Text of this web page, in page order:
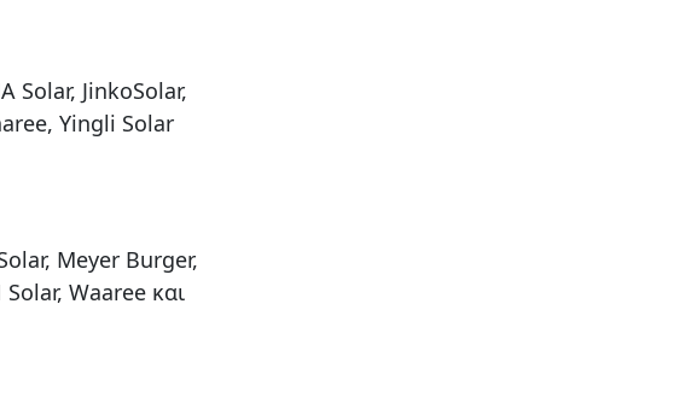
Solar, JinkoSolar,
Yingli Solar
Meyer Burger,
Waaree και